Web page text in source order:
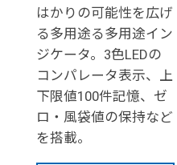
はかりの可能性を広げ
る多用途る多用途イン
ジケータ。3色LEDの
コンパレータ表示、上
下限値100件記憶、ゼ
ロ・風袋値の保持など
を搭載。